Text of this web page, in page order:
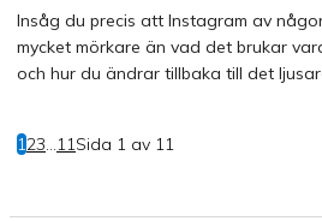
Insåg du precis att Instagram av
mycket mörkare än vad det brukar
och hur du ändrar tillbaka till det
123...11Sida 1 av 11